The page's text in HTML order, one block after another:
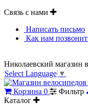
Связь с нами
Написать письмо
Как нам
Николаевский магазин
Select Language ▼
Корзина 0 Фильтр
Каталог